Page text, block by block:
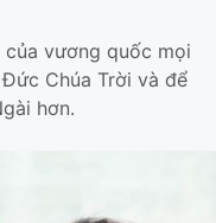
vương quốc mọi
Chúa Trời và để
hơn.